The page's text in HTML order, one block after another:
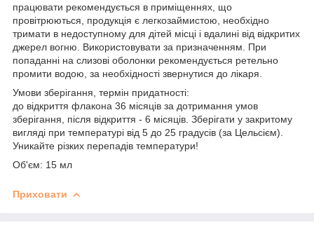
працювати рекомендується в приміщеннях, що
провітрюються, продукція є легкозаймистою, необхідно
тримати в недоступному для дітей місці і вдалині від відкритих
джерел вогню. Використовувати за призначенням. При
попаданні на слизові оболонки рекомендується ретельно
промити водою, за необхідності звернутися до лікаря.
Умови зберігання, термін придатності:
до відкриття флакона 36 місяців за дотримання умов
зберігання, після відкриття - 6 місяців. Зберігати у закритому
вигляді при температурі від 5 до 25 градусів (за Цельсієм).
Уникайте різких перепадів температури!
Об'єм: 15 мл
Приховати